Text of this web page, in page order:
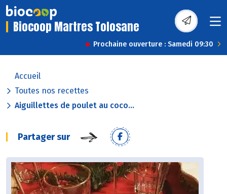
Biocoop Martres Tolosane
Prochaine ouverture : Samedi 09:30
Accueil
Toutes nos recettes
Aiguillettes de poulet au coco...
Partager sur